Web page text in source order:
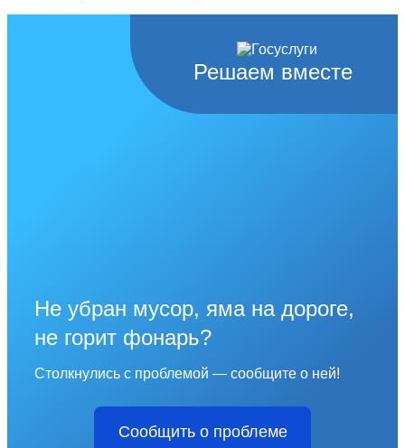
Решаем вместе
Не убран мусор, яма на дороге,
не горит фонарь?
Столкнулись с проблемой — сообщите о ней!
Сообщить о проблеме